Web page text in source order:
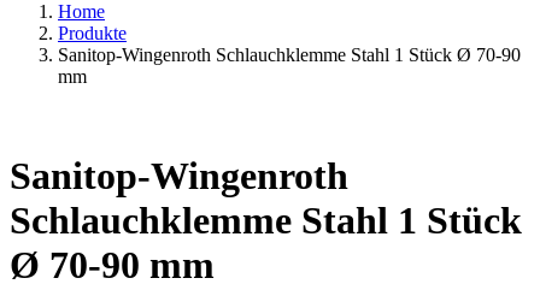
Home
Produkte
Sanitop-Wingenroth Schlauchklemme Stahl 1 Stück Ø 70-90
mm
Sanitop-Wingenroth
Schlauchklemme Stahl 1 Stück
Ø 70-90 mm